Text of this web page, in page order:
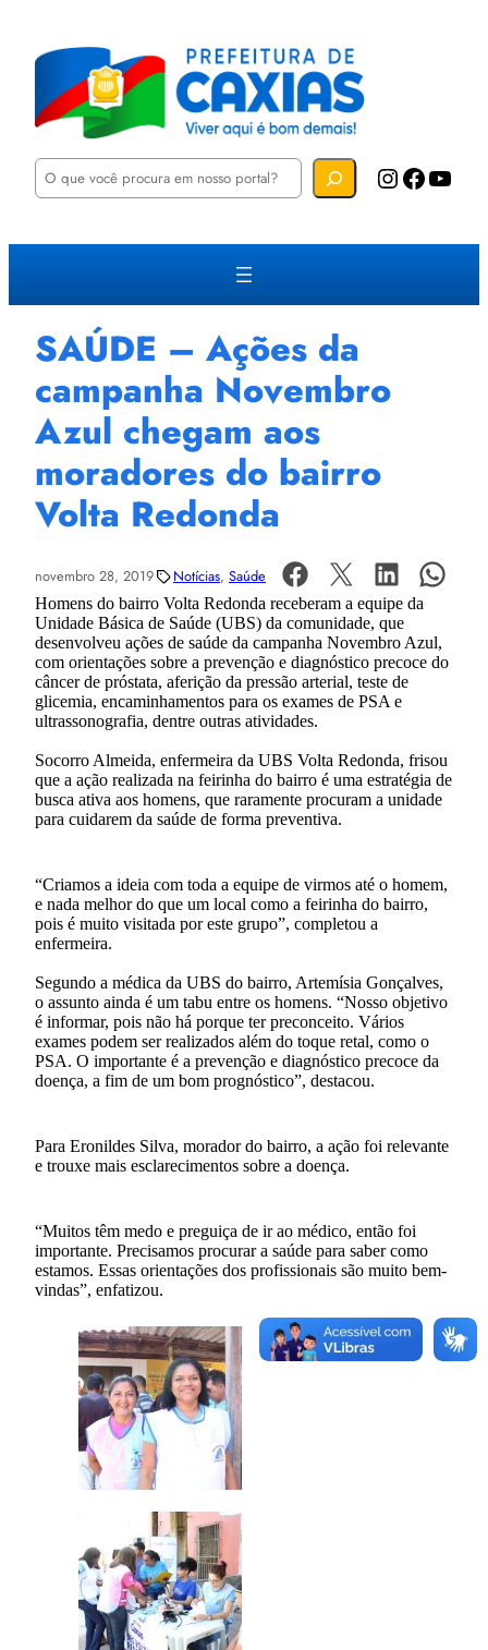
P
u
a
Instagram Facebook YouTube
SAÚDE – Ações da
campanha Novembro
Azul chegam aos
moradores do bairro
Volta Redonda
novembro 28, 2019 Notícias, Saúde
Homens do bairro Volta Redonda receberam a equipe da
Unidade Básica de Saúde (UBS) da comunidade, que
desenvolveu ações de saúde da campanha Novembro Azul,
com orientações sobre a prevenção e diagnóstico precoce do
câncer de próstata, aferição da pressão arterial, teste de
glicemia, encaminhamentos para os exames de PSA e
ultrassonografia, dentre outras atividades.
Socorro Almeida, enfermeira da UBS Volta Redonda, frisou
que a ação realizada na feirinha do bairro é uma estratégia de
busca ativa aos homens, que raramente procuram a unidade
para cuidarem da saúde de forma preventiva.
“Criamos a ideia com toda a equipe de virmos até o homem,
e nada melhor do que um local como a feirinha do bairro,
pois é muito visitada por este grupo”, completou a
enfermeira.
Segundo a médica da UBS do bairro, Artemísia Gonçalves,
o assunto ainda é um tabu entre os homens. “Nosso objetivo
é informar, pois não há porque ter preconceito. Vários
exames podem ser realizados além do toque retal, como o
PSA. O importante é a prevenção e diagnóstico precoce da
doença, a fim de um bom prognóstico”, destacou.
Para Eronildes Silva, morador do bairro, a ação foi relevante
e trouxe mais esclarecimentos sobre a doença.
“Muitos têm medo e preguiça de ir ao médico, então foi
importante. Precisamos procurar a saúde para saber como
estamos. Essas orientações dos profissionais são muito bem-
vindas”, enfatizou.